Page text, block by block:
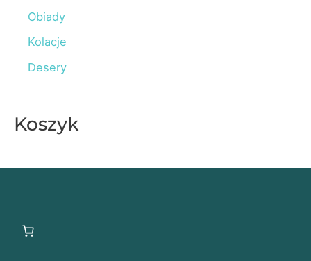
Obiady
Kolacje
Desery
Koszyk